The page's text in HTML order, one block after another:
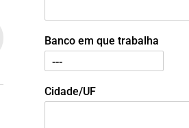
Banco em que trabalha
Cidade/UF